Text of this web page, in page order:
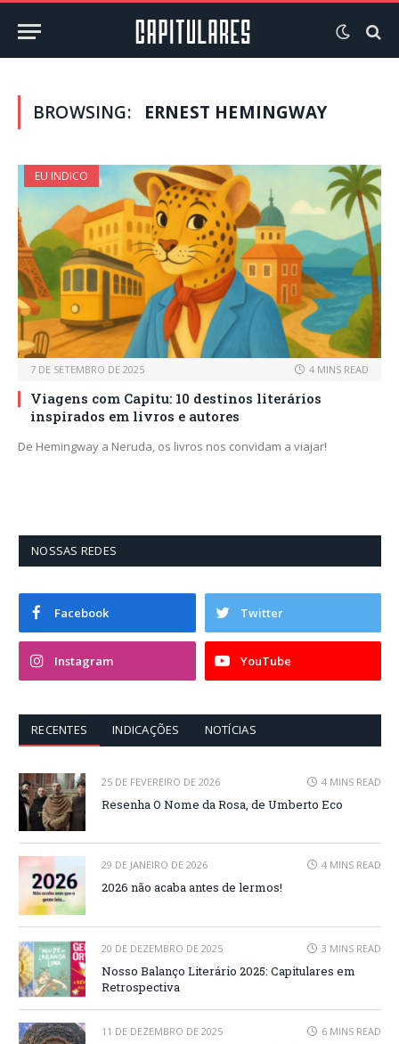
BROWSING: ERNEST HEMINGWAY
EU INDICO
7 DE SETEMBRO DE 2025 4 MINS READ
Viagens com Capitu: 10 destinos literários
inspirados em livros e autores
De Hemingway a Neruda, os livros nos convidam a viajar!
NOSSAS REDES
Facebook Twitter
Instagram YouTube
RECENTES INDICAÇÕES NOTÍCIAS
25 DE FEVEREIRO DE 2026 4 MINS READ
Resenha O Nome da Rosa, de Umberto Eco
29 DE JANEIRO DE 2026 4 MINS READ
2026 não acaba antes de lermos!
20 DE DEZEMBRO DE 2025 3 MINS READ
Nosso Balanço Literário 2025: Capitulares em
Retrospectiva
11 DE DEZEMBRO DE 2025 6 MINS READ